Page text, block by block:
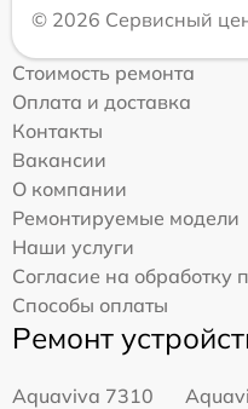
© 2026 Сервисный
Стоимость ремонта
Оплата и доставка
Контакты
Вакансии
О компании
Ремонтируемые модели
Наши услуги
Согласие на
Способы оплаты
Ремонт
Aquaviva 7310